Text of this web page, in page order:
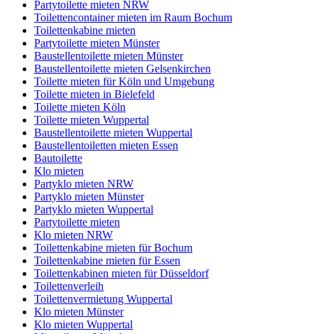
Partytoilette mieten NRW
Toilettencontainer mieten im Raum Bochum
Toilettenkabine mieten
Partytoilette mieten Münster
Baustellentoilette mieten Münster
Baustellentoilette mieten Gelsenkirchen
Toilette mieten für Köln und Umgebung
Toilette mieten in Bielefeld
Toilette mieten Köln
Toilette mieten Wuppertal
Baustellentoilette mieten Wuppertal
Baustellentoiletten mieten Essen
Bautoilette
Klo mieten
Partyklo mieten NRW
Partyklo mieten Münster
Partyklo mieten Wuppertal
Partytoilette mieten
Klo mieten NRW
Toilettenkabine mieten für Bochum
Toilettenkabine mieten für Essen
Toilettenkabinen mieten für Düsseldorf
Toilettenverleih
Toilettenvermietung Wuppertal
Klo mieten Münster
Klo mieten Wuppertal